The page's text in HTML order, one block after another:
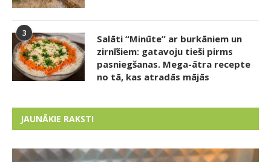
3
Salāti “Minūte” ar burkāniem un
zirnīšiem: gatavoju tieši pirms
pasniegšanas. Mega-ātra recepte
no tā, kas atradās mājās
JAUNĀKIE RAKSTI